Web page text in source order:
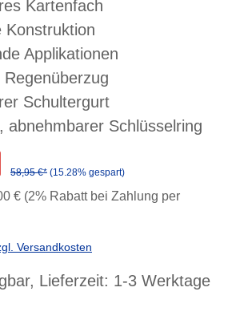
Kartenfach
Konstruktion
Applikationen
Schultergurt
abnehmbarer Schlüsselring
58,95 €* (15.28% gespart)
€ (2% Rabatt bei Zahlung per
Versandkosten
Lieferzeit: 1-3 Werktage